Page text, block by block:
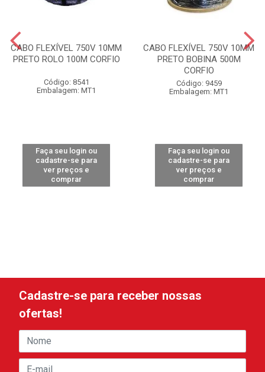
CABO FLEXÍVEL 750V 10MM
PRETO ROLO 100M CORFIO
Código: 8541
Embalagem: MT1
Faça seu login ou
cadastre-se para
ver preços e
comprar
CABO FLEXÍVEL 750V 10MM
PRETO BOBINA 500M
CORFIO
Código: 9459
Embalagem: MT1
Faça seu login ou
cadastre-se para
ver preços e
comprar
Cadastre-se para receber nossas
ofertas!